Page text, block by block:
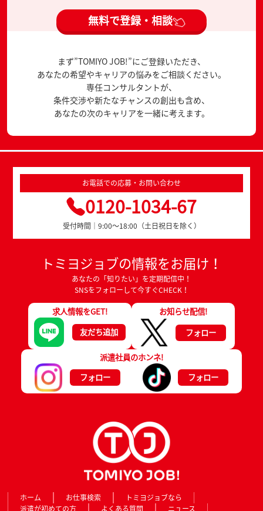
無料で登録・相談
まず”TOMIYO JOB!”にご登録いただき、
あなたの希望やキャリアの悩みをご相談ください。
専任コンサルタントが、
条件交渉や新たなチャンスの創出も含め、
あなたの次のキャリアを一緒に考えます。
お電話での応募・お問い合わせ
0120-1034-67
受付時間｜9:00～18:00（土日祝日を除く）
トミヨジョブの情報をお届け！
あなたの「知りたい」を定期配信中！
SNSをフォローして今すぐCHECK！
求人情報をGET!
友だち追加
お知らせ配信!
フォロー
派遣社員のホンネ!
フォロー
フォロー
ホーム お仕事検索
トミヨジョブなら
派遣が初めての方
よくある質問 ニュース